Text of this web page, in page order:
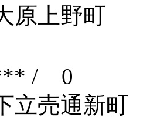
原上野町
/ 0
立売通新町